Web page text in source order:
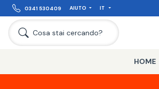
0341 530409 AIUTO IT
Cosa stai cercando?
HOME